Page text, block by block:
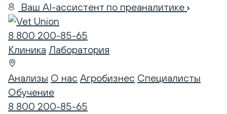
Ваш AI-ассистент по преаналитике
8 800 200-85-65
Клиника Лаборатория
Анализы О нас Агробизнес Специалисты
Обучение
8 800 200-85-65